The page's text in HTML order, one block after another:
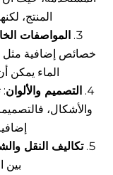
المنتج،
المواصفات
خصائص إضافية مثل
الماء يمكن
التصميم والألوان:
والأشكال،
تكاليف النقل
بين